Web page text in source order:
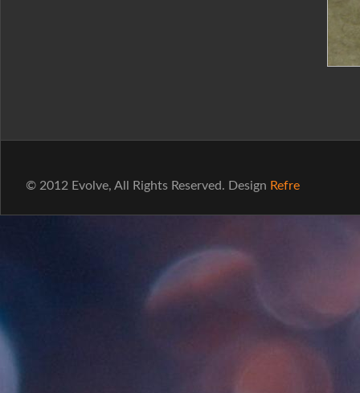
© 2012 Evolve, All Rights Reserved. Design Refre